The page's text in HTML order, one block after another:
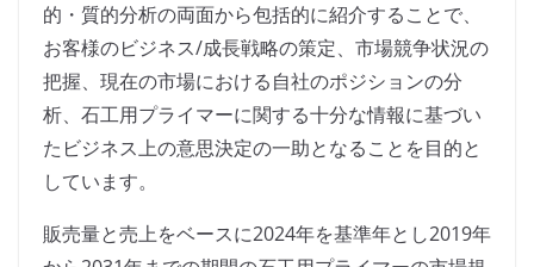
的・質的分析の両面から包括的に紹介することで、
お客様のビジネス/成長戦略の策定、市場競争状況の
把握、現在の市場における自社のポジションの分
析、石工用プライマーに関する十分な情報に基づい
たビジネス上の意思決定の一助となることを目的と
しています。
販売量と売上をベースに2024年を基準年とし2019年